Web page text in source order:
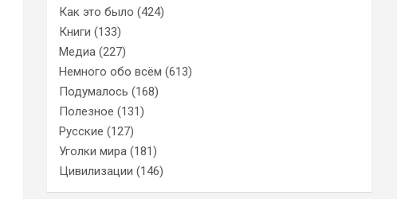
Как это было (424)
Книги (133)
Медиа (227)
Немного обо всём (613)
Подумалось (168)
Полезное (131)
Русские (127)
Уголки мира (181)
Цивилизации (146)